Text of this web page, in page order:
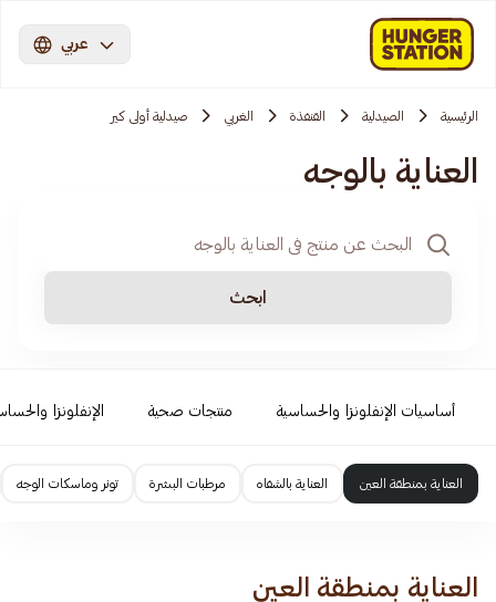
عربي
الرئيسية الصيدلية القنفذة الغربي صيدلية أولى كير
العناية بالوجه
ابحث
أساسيات الإنفلونزا والحساسية منتجات صحية الإنفلونزا
العناية بمنطقة العين العناية بالشفاه مرطبات البشرة تونر وماسكات الوجه
العناية بمنطقة العين